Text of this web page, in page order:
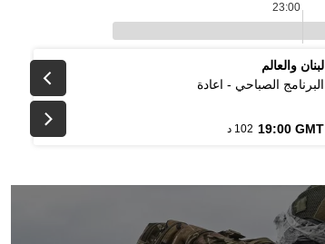
23:00
لبنان والعالم
البرنامج الصباحي - اعادة
19:00 GMT 102 د